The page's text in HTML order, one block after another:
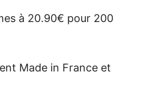
à 20.90€ pour 200
Made in France et